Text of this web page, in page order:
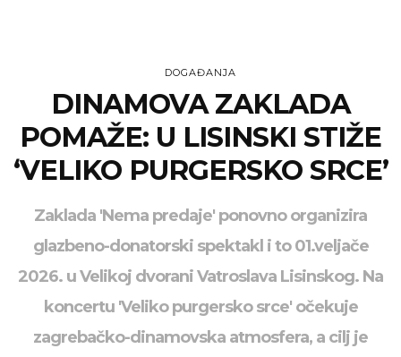
DOGAĐANJA
DINAMOVA ZAKLADA
POMAŽE: U LISINSKI STIŽE
‘VELIKO PURGERSKO SRCE’
Zaklada 'Nema predaje' ponovno organizira
glazbeno-donatorski spektakl i to 01.veljače
2026. u Velikoj dvorani Vatroslava Lisinskog. Na
koncertu 'Veliko purgersko srce' očekuje
zagrebačko-dinamovska atmosfera, a cilj je